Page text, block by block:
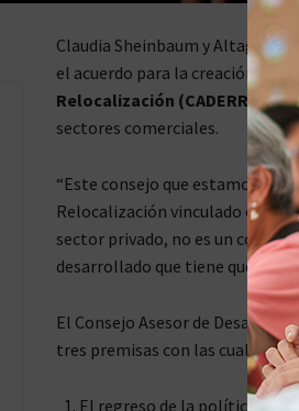
Claudia Sheinbaum y
el acuerdo para la creación del
Relocalización (CADERR) ,
sectores comerciales.
“Este consejo que estamos
Relocalización vinculado con el
sector privado, no es un
desarrollado que tiene que ver
El Consejo Asesor de
tres premisas con las cuales
El regreso de la política